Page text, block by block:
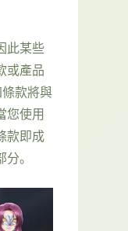
此某些
或產品
款將與
您使用
款即成
。